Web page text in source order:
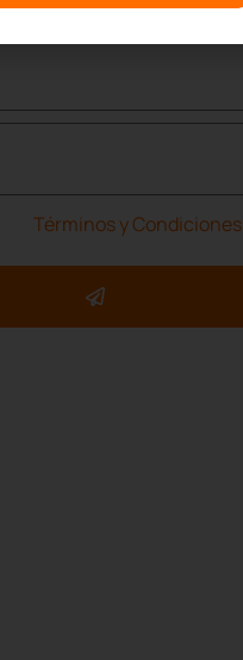
Términos y Condiciones